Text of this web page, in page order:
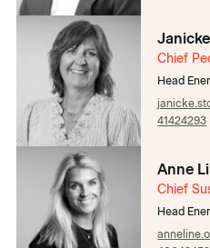
Chief
Head
41424293
Anne
Chief
Head